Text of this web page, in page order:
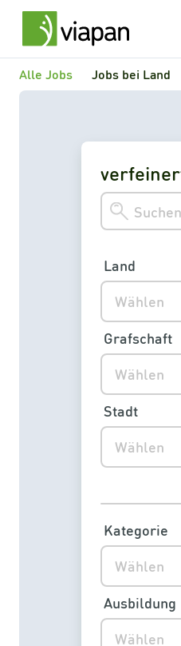
Alle Jobs Jobs bei Land
Wählen
Land
Wählen
Grafschaft
Wählen
Stadt
Wählen
Kategorie
Wählen
Ausbildung